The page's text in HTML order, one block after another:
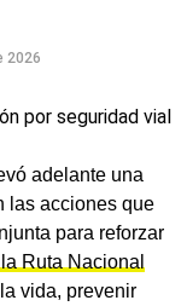
Corrientes,
evidencia que el
y que sus
del
qué
2026
adelante una
las acciones que
para reforzar
Ruta Nacional
vida, prevenir